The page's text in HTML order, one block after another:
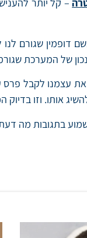
– קל יותר
דופמין שגורם
של המערכת
עצמנו לקבל פרס
אותו. וזו בדיוק
בתגובות מה